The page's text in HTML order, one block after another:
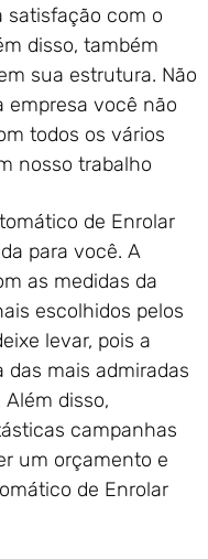
satisfação com o
disso, também
sua estrutura. Não
empresa você não
todos os vários
nosso trabalho
de Enrolar
para você. A
as medidas da
escolhidos pelos
levar, pois a
das mais admiradas
disso,
campanhas
um orçamento e
de Enrolar